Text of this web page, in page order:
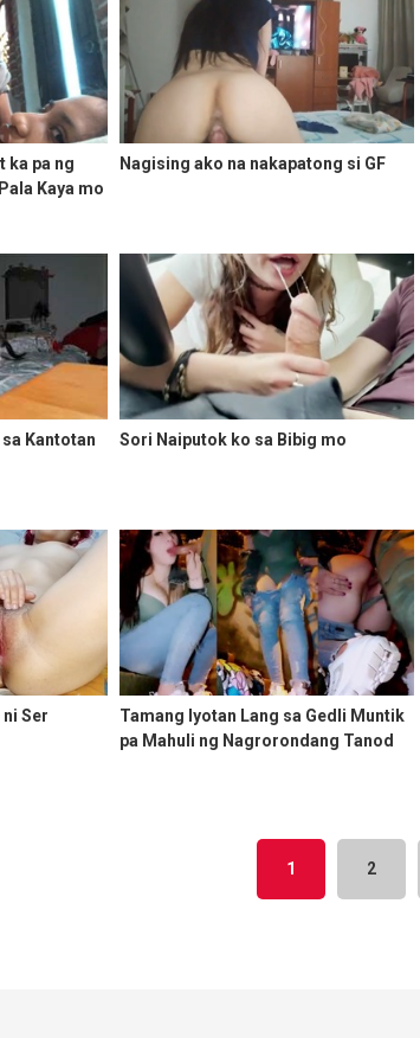
ka pa ng
Kaya mo
Nagising ako na nakapatong si GF
Kantotan
Sori Naiputok ko sa Bibig mo
Ser
Tamang Iyotan Lang sa Gedli Muntik
pa Mahuli ng Nagrorondang Tanod
1 2